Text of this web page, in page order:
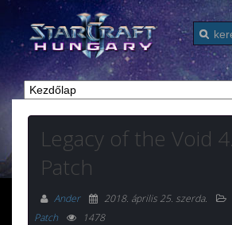
Legacy of the Void
Patch
Ander 2018. április 25. szerda.
Patch
1478